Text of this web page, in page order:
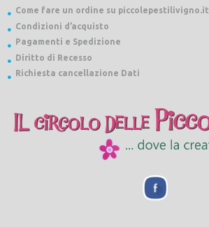
Come fare un ordine su piccolepestilivigno.it
Condizioni d’acquisto
Pagamenti e Spedizione
Diritto di Recesso
Richiesta cancellazione Dati